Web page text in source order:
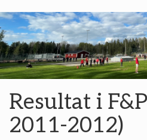
Resultat i
2011-2012)